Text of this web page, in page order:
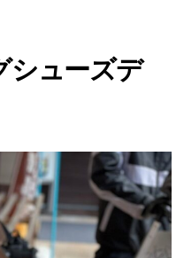
シューズデ